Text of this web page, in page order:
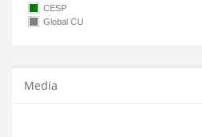
CESP
Global CU
Media